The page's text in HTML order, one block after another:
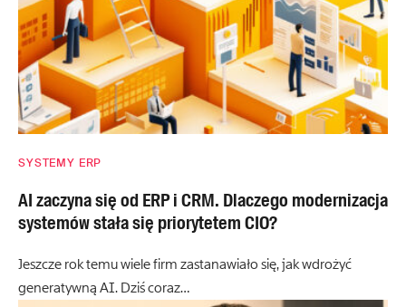
SYSTEMY ERP
AI zaczyna się od ERP i CRM. Dlaczego modernizacja
systemów stała się priorytetem CIO?
Jeszcze rok temu wiele firm zastanawiało się, jak wdrożyć
generatywną AI. Dziś coraz…